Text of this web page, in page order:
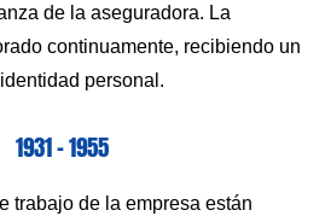
de la aseguradora. La
continuamente, recibiendo un
personal.
1931 – 1955
trabajo de la empresa están